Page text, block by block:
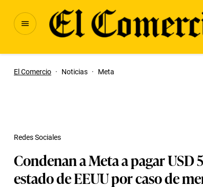
El Comercio · Noticias · Meta
Condenan a Meta a pagar USD
estado de EEUU por caso de
Redes Sociales